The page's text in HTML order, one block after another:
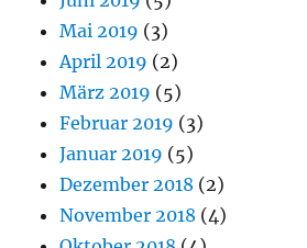
Mai 2019 (3)
April 2019 (2)
März 2019 (5)
Februar 2019 (3)
Januar 2019 (5)
Dezember 2018 (2)
November 2018 (4)